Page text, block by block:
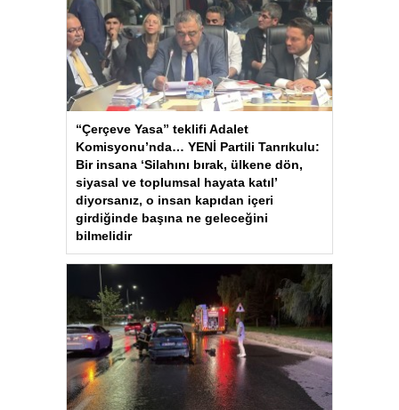
“Çerçeve Yasa” teklifi Adalet
Komisyonu’nda… YENİ Partili Tanrıkulu:
Bir insana ‘Silahını bırak, ülkene dön,
siyasal ve toplumsal hayata katıl’
diyorsanız, o insan kapıdan içeri
girdiğinde başına ne geleceğini
bilmelidir